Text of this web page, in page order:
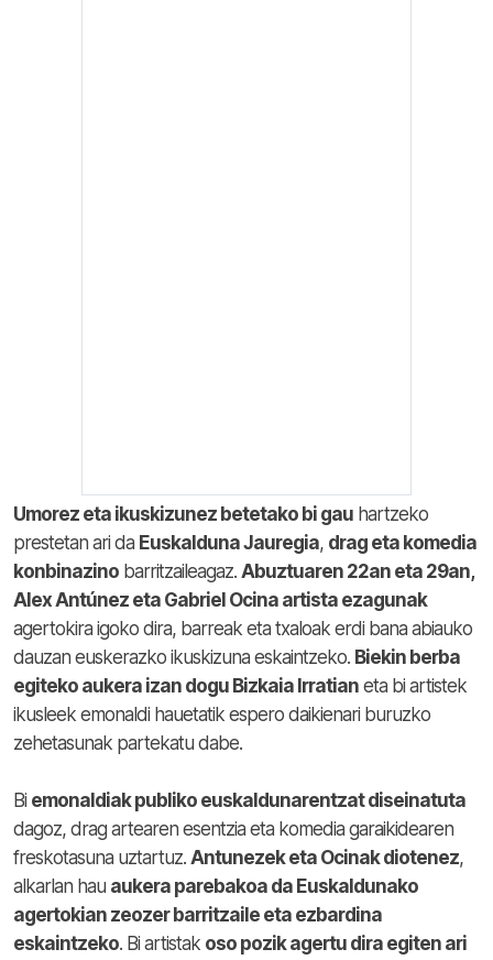
Umorez eta ikuskizunez betetako bi gau hartzeko
prestetan ari da Euskalduna Jauregia, drag eta komedia
konbinazino barritzaileagaz. Abuztuaren 22an eta 29an,
Alex Antúnez eta Gabriel Ocina artista ezagunak
agertokira igoko dira, barreak eta txaloak erdi bana abiauko
dauzan euskerazko ikuskizuna eskaintzeko. Biekin berba
egiteko aukera izan dogu Bizkaia Irratian eta bi artistek
ikusleek emonaldi hauetatik espero daikienari buruzko
zehetasunak partekatu dabe.
Bi emonaldiak publiko euskaldunarentzat diseinatuta
dagoz, drag artearen esentzia eta komedia garaikidearen
freskotasuna uztartuz. Antunezek eta Ocinak diotenez,
alkarlan hau aukera parebakoa da Euskaldunako
agertokian zeozer barritzaile eta ezbardina
eskaintzeko. Bi artistak oso pozik agertu dira egiten ari